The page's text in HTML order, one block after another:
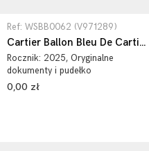
Ref: WSBB0062 (V971289)
Cartier Ballon Bleu De Cartier WSBB0062
Rocznik: 2025, Oryginalne
dokumenty i pudełko
0,00 zł